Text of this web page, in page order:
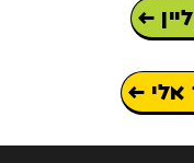
←
אלי ←